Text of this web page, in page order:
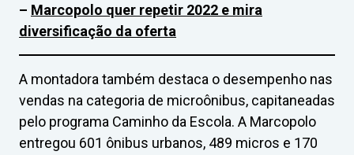
– Marcopolo quer repetir 2022 e mira
diversificação da oferta
A montadora também destaca o desempenho nas
vendas na categoria de microônibus, capitaneadas
pelo programa Caminho da Escola. A Marcopolo
entregou 601 ônibus urbanos, 489 micros e 170